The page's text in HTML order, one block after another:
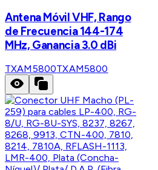
Antena Móvil VHF, Rango
de Frecuencia 144-174
MHz, Ganancia 3.0 dBi
TXAM5800TXAM5800